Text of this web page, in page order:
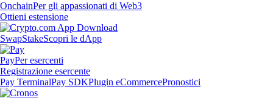
OnchainPer gli appassionati di Web3
Ottieni estensione
SwapStakeScopri le dApp
PayPer esercenti
Registrazione esercente
Pay TerminalPay SDKPlugin eCommercePronostici